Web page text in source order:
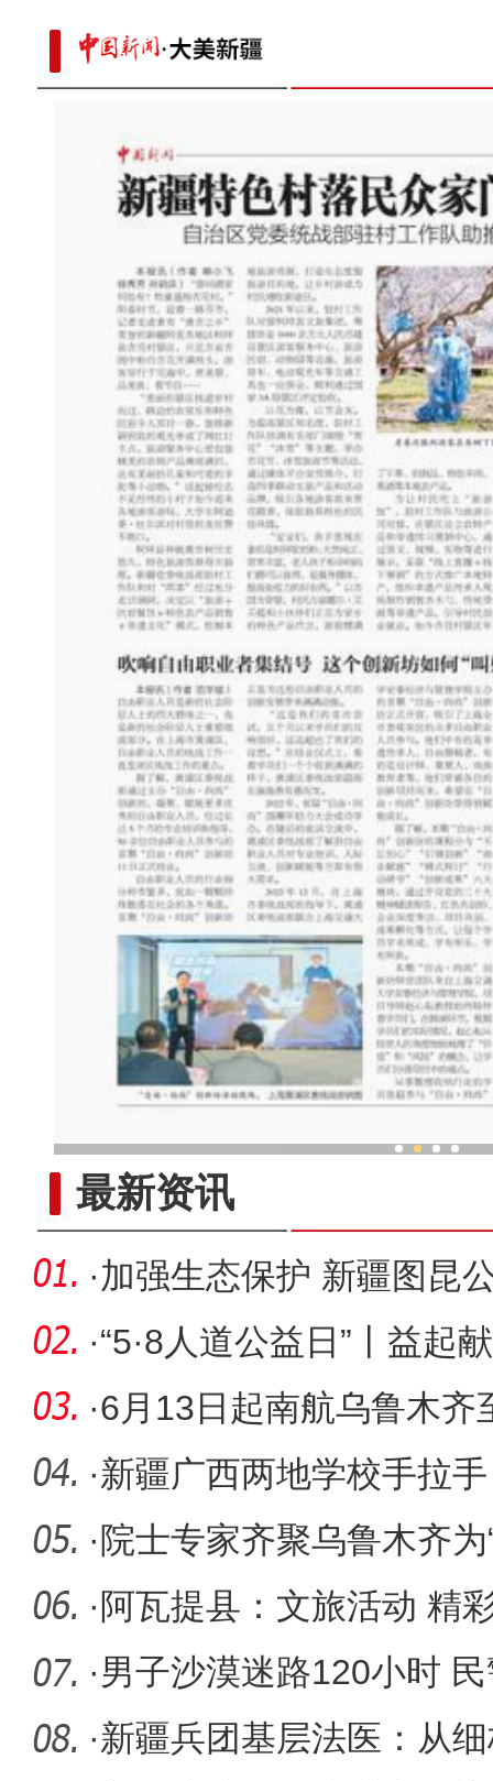
看《乡村“网”事》感受现
最新资讯
·加强生态保护 新疆图昆
始架梁
·“5·8人道公益日”丨益起
·6月13日起南航乌鲁木齐
·新疆广西两地学校手拉
仪式
·院士专家齐聚乌鲁木齐
空间协
· 阿瓦提县：文旅活动 精
·男子沙漠迷路120小时
救
·新疆兵团基层法医：从